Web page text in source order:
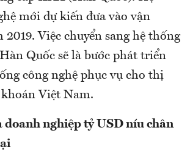
mới dự kiến đưa vào vận
2019. Việc chuyển sang hệ thống
Quốc sẽ là bước phát triển
công nghệ phục vụ cho thị
Việt Nam.
doanh nghiệp tỷ USD níu chân